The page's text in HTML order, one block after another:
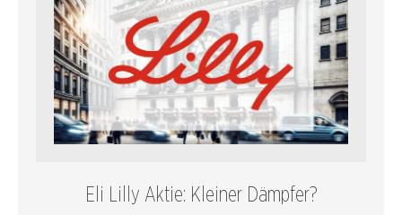
Eli Lilly Aktie: Kleiner Dämpfer?